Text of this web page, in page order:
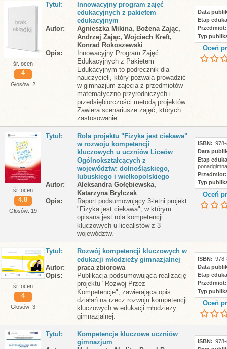
śr. ocen
4
Głosów: 2
Tytuł
Innowacyjny program zajęć
edukacyjnych z pakietem
edukacyjnym
Autor
Agnieszka Mikina, Bożena Zając,
Andrzej Zając, Wojciech Kreft,
Konrad Rokoszewski
Opis
Innowacyjny Program Zajęć
Edukacyjnych z Pakietem
Edukacyjnym to podręcznik dla
nauczycieli, który pozwala prowadzić
w gimnazjum zajęcia z przedmiotów
matematyczno-przyrodniczych i
przedsiębiorczości metodą projektów.
Zawiera scenariusze zajęć, których
zastosowanie...
Data
Etap
Przedmiot
Typ
Oceń
śr. ocen
4.8
Głosów: 19
Tytuł
Rola projektu "Fizyka jest ciekawa"
w rozwoju kompetencji
kluczowych u uczniów Liceów
Ogólnokształcących z
województw: dolnośląskiego,
lubuskiego i wielkopolskiego
Autor
Aleksandra Gołębiewska,
Katarzyna Brylczak
Opis
Raport podsumowujący 3-letni projekt
"Fizyka jest ciekawa", w którym
opisana jest rola kompetencji
kluczowych u licealistów z 3
województw.
ISBN
Data
Etap
Przedmiot
Typ
Oceń
śr. ocen
4
Głosów: 3
Tytuł
Rozwój kompetencji kluczowych w
edukacji młodzieży gimnazjalnej
Autor
praca zbiorowa
Opis
Publikacja podsumowująca realizację
projektu "Rozwój Przez
Kompetencje", zawierająca opis
działań na rzecz rozwoju kompetencji
kluczowych w edukacji młodzieży
gimnazjalnej.
ISBN
Data
Etap
Przedmiot
Typ
Oceń
Tytuł
Kompetencje kluczowe uczniów
gimnazjum
ISBN